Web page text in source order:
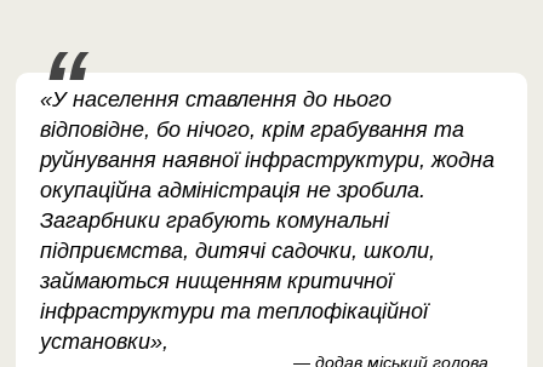
«У населення ставлення до нього
відповідне, бо нічого, крім грабування та
руйнування наявної інфраструктури, жодна
окупаційна адміністрація не зробила.
Загарбники грабують комунальні
підприємства, дитячі садочки, школи,
займаються нищенням критичної
інфраструктури та теплофікаційної
установки»,
— додав міський голова.